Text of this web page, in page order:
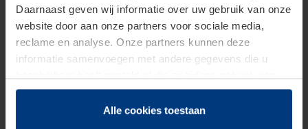
Daarnaast geven wij informatie over uw gebruik van onze
website door aan onze partners voor sociale media,
reclame en analyse. Onze partners kunnen deze
informatie samenvoegen met andere gegevens die u
hun diensten hebben verzameld.
Juridisch hebben wij het recht om cookies op uw
Alle cookies toestaan